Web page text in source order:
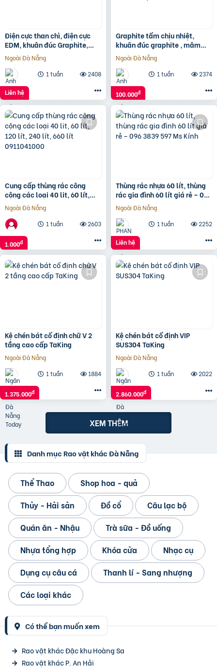
Điện cực than chì, điện cực
EDM, khuân đúc Graphite,
gioăng Graphite,
Ngoài Đà Nẵng
1 tuần
2408
Liên hệ
Graphite tấm chịu nhiệt,
khuân đúc graphite , mâm
khuấy, trục khuấy Graphite
cho bể mạ
Ngoài Đà Nẵng
1 tuần
2374
100.000đ
Cung cấp thùng rác công
cộng các loại 40 lit, 60 lít,
120 lít, 240 lít, 660 lít
0911041000
Ngoài Đà Nẵng
1 tuần
2603
1.000đ
Thùng rác nhựa 60 lít, thùng
rác gia đình 60 lít giá rẻ – 096
3839 597 Ms Kính
Ngoài Đà Nẵng
1 tuần
2252
Liên hệ
Kệ chén bát cố định chữ V 2
tầng cao cấp TaKing
Ngoài Đà Nẵng
1 tuần
1884
1.375.000đ
Kệ chén bát cố định VIP
SUS304 TaKing
Ngoài Đà Nẵng
1 tuần
2022
2.860.000đ
XEM THÊM
Danh mục Rao vặt khác Đà Nẵng
Thể Thao
Shop hoa - quả
Thủy - Hải sản
Đồ cổ
Câu lạc bộ
Quán ăn - Nhậu
Trà sữa - Đồ uống
Nhựa tổng hợp
Khóa cửa
Nhạc cụ
Dụng cụ câu cá
Thanh lí - Sang nhượng
Các loại khác
Có thể bạn muốn xem
Rao vặt khác Đặc khu Hoàng Sa
Rao vặt khác P. An Hải